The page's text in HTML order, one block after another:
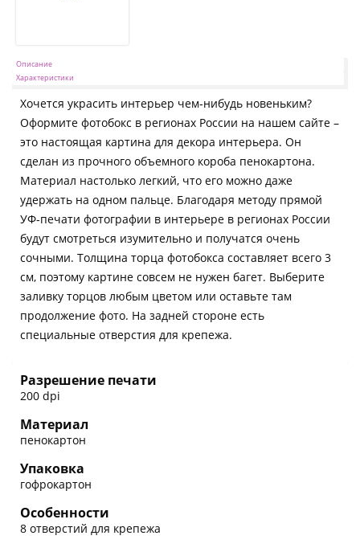
Описание
Характеристики
Хочется украсить интерьер чем‑нибудь новеньким?
Оформите фотобокс в регионах России на нашем сайте –
это настоящая картина для декора интерьера. Он
сделан из прочного объемного короба пенокартона.
Материал настолько легкий, что его можно даже
удержать на одном пальце. Благодаря методу прямой
УФ‑печати фотографии в интерьере в регионах России
будут смотреться изумительно и получатся очень
сочными. Толщина торца фотобокса составляет всего 3
см, поэтому картине совсем не нужен багет. Выберите
заливку торцов любым цветом или оставьте там
продолжение фото. На задней стороне есть
специальные отверстия для крепежа.
Разрешение печати
200 dpi
Материал
пенокартон
Упаковка
гофрокартон
Особенности
8 отверстий для крепежа